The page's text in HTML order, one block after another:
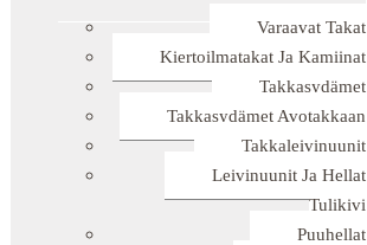
Varaavat Takat
Kiertoilmatakat Ja Kamiinat
Takkasydämet
Takkasydämet Avotakkaan
Takkaleivinuunit
Leivinuunit Ja Hellat
Tulikivi
Puuhellat